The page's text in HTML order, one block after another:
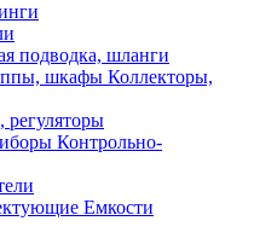
подводка, шланги
Коллекторы,
Контрольно-
Емкости